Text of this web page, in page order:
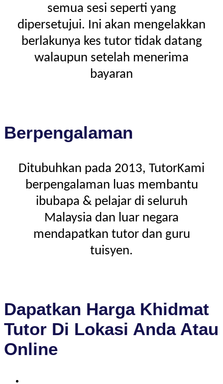
semua sesi seperti yang
dipersetujui. Ini akan mengelakkan
berlakunya kes tutor tidak datang
walaupun setelah menerima
bayaran
Berpengalaman
Ditubuhkan pada 2013, TutorKami
berpengalaman luas membantu
ibubapa & pelajar di seluruh
Malaysia dan luar negara
mendapatkan tutor dan guru
tuisyen.
Dapatkan Harga Khidmat
Tutor Di Lokasi Anda Atau
Online